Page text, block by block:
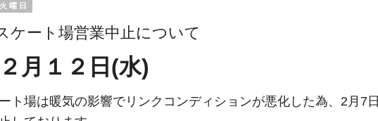
曜日
ケート場営業中止について
月１２日(水)
ト場は暖気の影響でリンクコンディションが悪化した為、2月7日